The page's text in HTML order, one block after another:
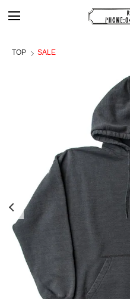
TOP SALE